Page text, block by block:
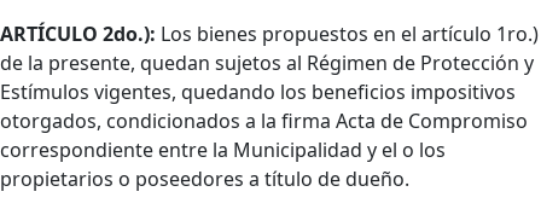
ARTÍCULO 2do.): Los bienes propuestos en el artículo 1ro.)
de la presente, quedan sujetos al Régimen de Protección y
Estímulos vigentes, quedando los beneficios impositivos
otorgados, condicionados a la firma Acta de Compromiso
correspondiente entre la Municipalidad y el o los
propietarios o poseedores a título de dueño.